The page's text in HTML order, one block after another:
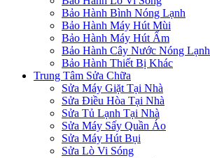
Bảo Hành Bình Nóng Lạnh
Bảo Hành Máy Hút Mùi
Bảo Hành Máy Hút Ẩm
Bảo Hành Cây Nước Nóng Lạnh
Bảo Hành Thiết Bị Khác
Trung Tâm Sửa Chữa
Sửa Máy Giặt Tại Nhà
Sửa Điều Hòa Tại Nhà
Sửa Tủ Lạnh Tại Nhà
Sửa Máy Sấy Quần Áo
Sửa Máy Hút Bụi
Sửa Lò Vi Sóng